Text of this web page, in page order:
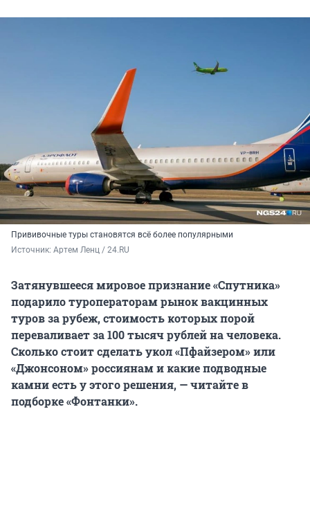
Прививочные туры становятся всё более популярными
Источник: Артем Ленц / 24.RU
Затянувшееся мировое признание «Спутника»
подарило туроператорам рынок вакцинных
туров за рубеж, стоимость которых порой
переваливает за 100 тысяч рублей на человека.
Сколько стоит сделать укол «Пфайзером» или
«Джонсоном» россиянам и какие подводные
камни есть у этого решения, — читайте в
подборке «Фонтанки».